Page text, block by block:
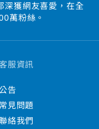
深獲網友喜愛，在全
萬粉絲。
服資訊
告
常見問題
絡我們